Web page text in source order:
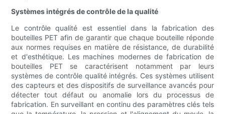
Systèmes intégrés de contrôle de la qualité
Le contrôle qualité est essentiel dans la fabrication des
bouteilles PET afin de garantir que chaque bouteille réponde
aux normes requises en matière de résistance, de durabilité
et d'esthétique. Les machines modernes de fabrication de
bouteilles PET se caractérisent notamment par leurs
systèmes de contrôle qualité intégrés. Ces systèmes utilisent
des capteurs et des dispositifs de surveillance avancés pour
détecter tout défaut ou anomalie lors du processus de
fabrication. En surveillant en continu des paramètres clés tels